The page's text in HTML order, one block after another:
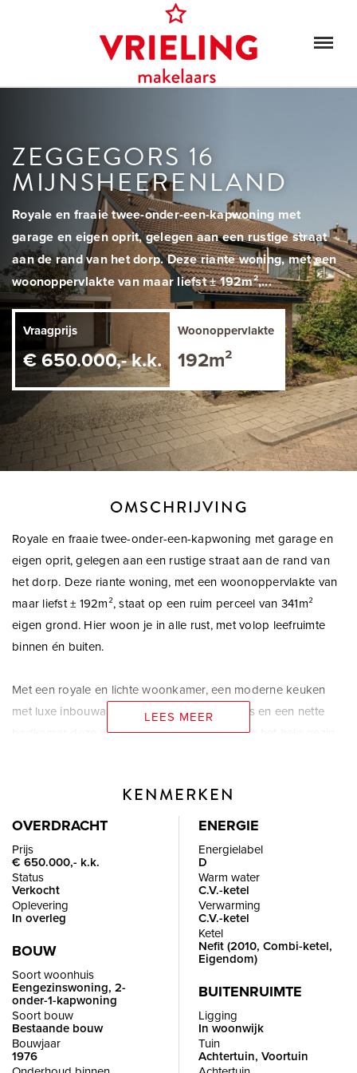
ZEGGEGORS 16
MIJNSHEERENLAND
Royale en fraaie twee-onder-een-kapwoning met
garage en eigen oprit, gelegen aan een rustige straat
aan de rand van het dorp. Deze riante woning, met een
woonoppervlakte van maar liefst ± 192m²,...
Vraagprijs
€ 650.000,- k.k.
Woonoppervlakte
192m²
OMSCHRIJVING
Royale en fraaie twee-onder-een-kapwoning met garage en
eigen oprit, gelegen aan een rustige straat aan de rand van
het dorp. Deze riante woning, met een woonoppervlakte van
maar liefst ± 192m², staat op een ruim perceel van 341m²
eigen grond. Hier woon je in alle rust, met volop leefruimte
binnen én buiten.
Met een royale en lichte woonkamer, een moderne keuken
met luxe inbouwapparatuur, vier slaapkamers en een nette
badkamer deze woning volop leefruimte voor het hele gezin.
wooncomfort compleet.
jachthaven, tenniscomplex en park liggen in directe omgeving.
Ook openbaar vervoer, goed geleide scholen,
kinderdagverblijf en winkels voor dagelijkse behoeften zijn in
het dorp aanwezig. De A29 richting Brabant of Rotterdam
bevindt zich binnen enkele autominuten.
Deze woning biedt een goede combinatie van ruimte, rust en
comfort een ideale gezinswoning. Met veel plezier laten wij de
woning van binnen zien.
LEES MEER
KENMERKEN
OVERDRACHT
Prijs
€ 650.000,- k.k.
Status
Verkocht
Oplevering
In overleg
BOUW
Soort woonhuis
Eengezinswoning, 2-
onder-1-kapwoning
Soort bouw
Bestaande bouw
Bouwjaar
1976
ENERGIE
Energielabel
D
Warm water
C.V.-ketel
Verwarming
C.V.-ketel
Ketel
Nefit (2010, Combi-ketel,
Eigendom)
BUITENRUIMTE
Ligging
In woonwijk
Tuin
Achtertuin, Voortuin